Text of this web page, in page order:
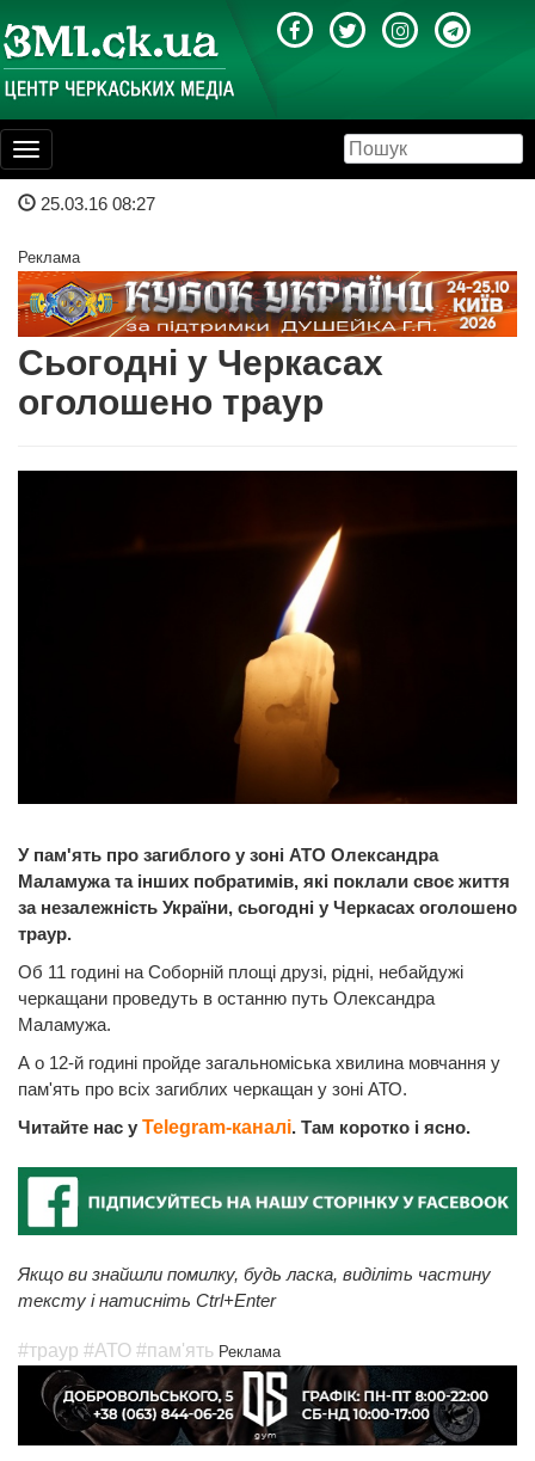
Toggle
navigation
25.03.16 08:27
Реклама
Сьогодні у Черкасах
оголошено траур
У пам'ять про загиблого у зоні АТО Олександра
Маламужа та інших побратимів, які поклали своє життя
за незалежність України, сьогодні у Черкасах оголошено
траур.
Об 11 годині на Соборній площі друзі, рідні, небайдужі
черкащани проведуть в останню путь Олександра
Маламужа.
А о 12-й годині пройде загальноміська хвилина мовчання у
пам'ять про всіх загиблих черкащан у зоні АТО.
Читайте нас у Telegram-каналі. Там коротко і ясно.
Якщо ви знайшли помилку, будь ласка, виділіть частину
тексту і натисніть Ctrl+Enter
#траур #АТО #пам'ять Реклама